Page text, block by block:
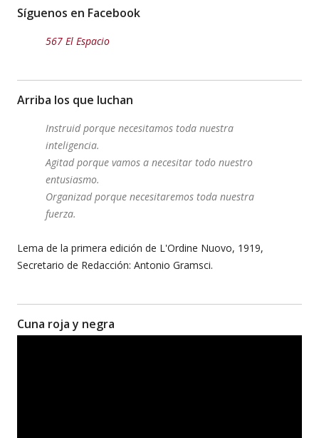
Síguenos en Facebook
567 El Espacio
Arriba los que luchan
Instruid porque necesitamos toda nuestra
inteligencia.
Agitad porque vamos a necesitar todo nuestro
entusiasmo.
Organizad porque necesitaremos toda nuestra
fuerza.
Lema de la primera edición de L'Ordine Nuovo, 1919,
Secretario de Redacción: Antonio Gramsci.
Cuna roja y negra